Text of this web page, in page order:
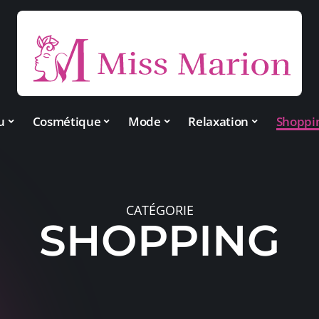
Cosmétique Mode Relaxation
CATÉGORIE
SHOPPING